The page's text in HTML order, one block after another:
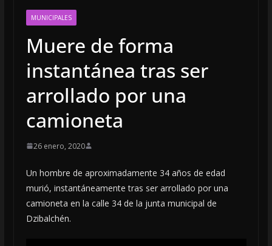
MUNICIPALES
Muere de forma
instantánea tras ser
arrollado por una
camioneta
26 enero, 2020
Un hombre de aproximadamente 34 años de edad
murió, instantáneamente tras ser arrollado por una
camioneta en la calle 34 de la junta municipal de
Dzibalchén.